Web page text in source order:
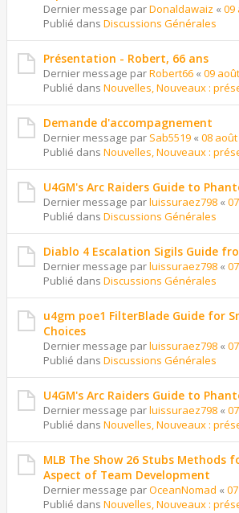
Dernier message parDonaldawaiz « 09
Publié dans Discussions Générales
Présentation - Robert, 66 ans
Dernier message parRobert66 « 09
Publié dans Nouvelles, Nouveaux :
Demande d'accompagnement
Dernier message par Sab5519 « 08 août
Publié dans Nouvelles, Nouveaux :
U4GM's Arc Raiders Guide to
Dernier message parluissuraez798 «
Publié dans Discussions Générales
Diablo 4 Escalation Sigils Guide
Dernier message parluissuraez798 «
Publié dans Discussions Générales
u4gm poe1 FilterBlade Guide for
Choices
Dernier message parluissuraez798 «
Publié dans Discussions Générales
U4GM's Arc Raiders Guide to
Dernier message parluissuraez798 «
Publié dans Nouvelles, Nouveaux :
MLB The Show 26 Stubs Methods
Aspect of Team Development
Dernier message parOceanNomad «
Publié dans Nouvelles, Nouveaux :